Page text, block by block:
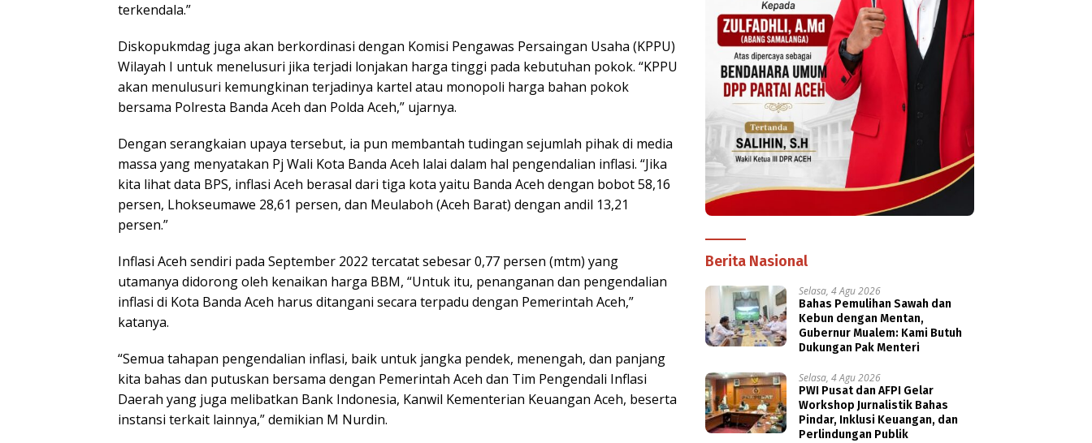
terkendala.”
Diskopukmdag juga akan berkordinasi dengan Komisi Pengawas Persaingan Usaha (KPPU)
Wilayah I untuk menelusuri jika terjadi lonjakan harga tinggi pada kebutuhan pokok. “KPPU
akan menulusuri kemungkinan terjadinya kartel atau monopoli harga bahan pokok
bersama Polresta Banda Aceh dan Polda Aceh,” ujarnya.
Dengan serangkaian upaya tersebut, ia pun membantah tudingan sejumlah pihak di media
massa yang menyatakan Pj Wali Kota Banda Aceh lalai dalam hal pengendalian inflasi. “Jika
kita lihat data BPS, inflasi Aceh berasal dari tiga kota yaitu Banda Aceh dengan bobot 58,16
persen, Lhokseumawe 28,61 persen, dan Meulaboh (Aceh Barat) dengan andil 13,21
persen.”
Inflasi Aceh sendiri pada September 2022 tercatat sebesar 0,77 persen (mtm) yang
utamanya didorong oleh kenaikan harga BBM, “Untuk itu, penanganan dan pengendalian
inflasi di Kota Banda Aceh harus ditangani secara terpadu dengan Pemerintah Aceh,”
katanya.
“Semua tahapan pengendalian inflasi, baik untuk jangka pendek, menengah, dan panjang
kita bahas dan putuskan bersama dengan Pemerintah Aceh dan Tim Pengendali Inflasi
Daerah yang juga melibatkan Bank Indonesia, Kanwil Kementerian Keuangan Aceh, beserta
instansi terkait lainnya,” demikian M Nurdin.
Berita Nasional
Selasa, 4 Agu 2026
Bahas Pemulihan Sawah dan
Kebun dengan Mentan,
Gubernur Mualem: Kami Butuh
Dukungan Pak Menteri
Selasa, 4 Agu 2026
PWI Pusat dan AFPI Gelar
Workshop Jurnalistik Bahas
Pindar, Inklusi Keuangan, dan
Perlindungan Publik